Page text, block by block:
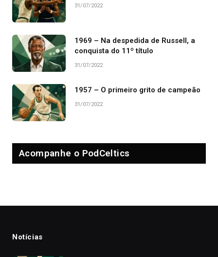
31/07/2022
1969 – Na despedida de Russell, a
conquista do 11º título
31/07/2022
1957 – O primeiro grito de campeão
31/07/2022
Acompanhe o PodCeltics
Notícias